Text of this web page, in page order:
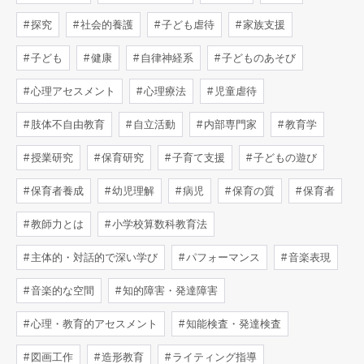
探究 社会的養護 子ども虐待 家族支援
子ども 健康 自律神経系 子どものあそび
心理アセスメント 心理療法 児童虐待
肢体不自由教育 自立活動 内部専門家 教育学
授業研究 保育研究 子育て支援 子どもの遊び
保育者養成 幼児理解 病児 保育の質 保育者
教師力とは 小学校算数科教育法
主体的・対話的で深い学び パフォーマンス 音楽表現
音楽的な空間 知的障害・発達障害
心理・教育的アセスメント 知能検査・発達検査
図画工作 造形教育 ライティング指導